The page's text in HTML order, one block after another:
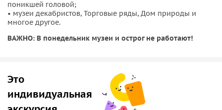
неожиданно поникшей головой.
Аудиогид позволит вам почувствовать дух Ялуторовска —
города, где декабристы выбрали судьбу народа выше
поникшей головой;
• музеи декабристов, Торговые ряды, Дом природы и
многое другое.
ВАЖНО: В понедельник музеи и острог не работают!
Это
индивидуальная